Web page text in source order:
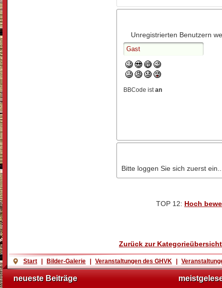
Unregistrierten Benutzern
BBCode istan
Bitte loggen Sie sich zuerst
TOP 12: Hoch
Zurück zur Kategorieübersicht
Start Bilder-Galerie Veranstaltungen des GHVK
neueste Beiträge